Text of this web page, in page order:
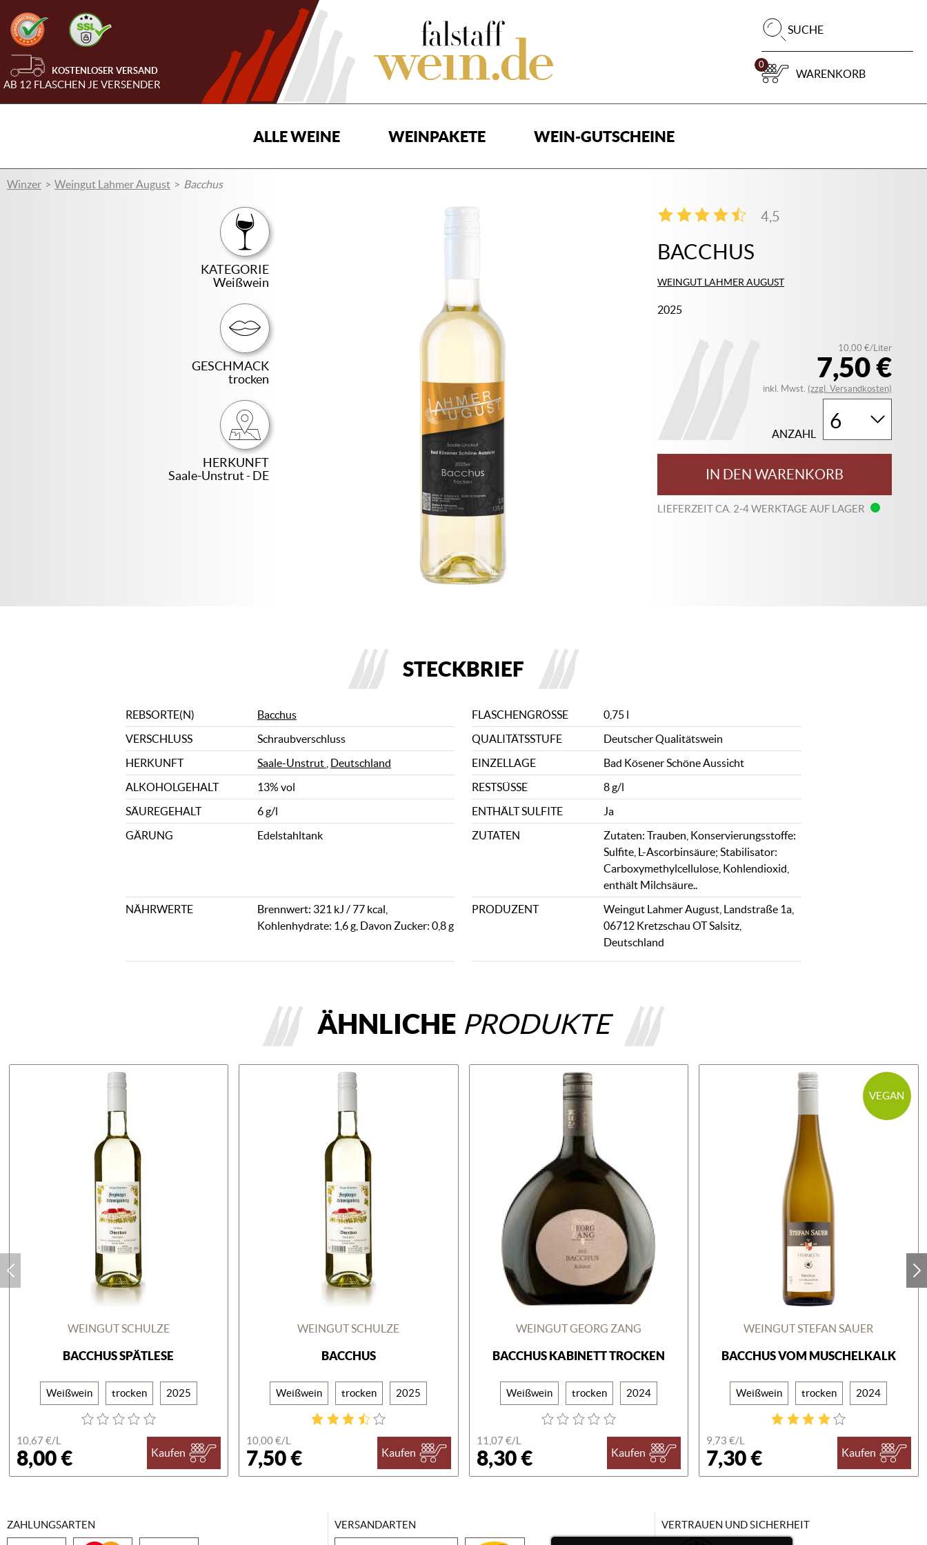
KOSTENLOSER VERSAND
AB 12 FLASCHEN JE VERSENDER
SUCHE
0
WARENKORB
ALLE WEINE WEINPAKETE WEIN-GUTSCHEINE
Winzer Weingut Lahmer August Bacchus
KATEGORIE
Weißwein
GESCHMACK
trocken
HERKUNFT
Saale-Unstrut - DE
BACCHUS
WEINGUT LAHMER AUGUST
2025
4,5
2
7,50 €
10,00 €/Liter
inkl. Mwst. (zzgl. Versandkosten)
ANZAHL
IN DEN WARENKORB
LIEFERZEIT CA. 2-4 WERKTAGE AUF LAGER
STECKBRIEF
REBSORTE(N) Bacchus FLASCHENGRÖSSE
0,75 l
VERSCHLUSS
Schraubverschluss QUALITÄTSSTUFE
Deutscher Qualitätswein
HERKUNFT
Saale-Unstrut Deutschland EINZELLAGE
Bad Kösener Schöne Aussicht
ALKOHOLGEHALT
13% vol RESTSÜSSE
8 g/l
SÄUREGEHALT
6 g/l ENTHÄLT SULFITE
Ja
GÄRUNG
Edelstahltank ZUTATEN
Zutaten: Trauben, Konservierungsstoffe:
Sulfite, L-Ascorbinsäure; Stabilisator:
Carboxymethylcellulose, Kohlendioxid,
enthält Milchsäure..
NÄHRWERTE
Brennwert: 321 kJ / 77 kcal,
Kohlenhydrate: 1,6 g, Davon Zucker: 0,8 g
PRODUZENT
Weingut Lahmer August, Landstraße 1a,
06712 Kretzschau OT Salsitz,
Deutschland
ÄHNLICHE PRODUKTE
WEINGUT SCHULZE
BACCHUS SPÄTLESE
Weißwein trocken 2025
10,67 €/L
8,00 € Kaufen
WEINGUT SCHULZE
BACCHUS
Weißwein trocken 2025
10,00 €/L
7,50 € Kaufen
WEINGUT GEORG ZANG
BACCHUS KABINETT TROCKEN
Weißwein trocken 2024
11,07 €/L
8,30 € Kaufen
VEGAN
WEINGUT STEFAN SAUER
BACCHUS VOM MUSCHELKALK
Weißwein trocken 2024
9,73 €/L
7,30 € Kaufen
ZAHLUNGSARTEN VERSANDARTEN VERTRAUEN UND SICHERHEIT